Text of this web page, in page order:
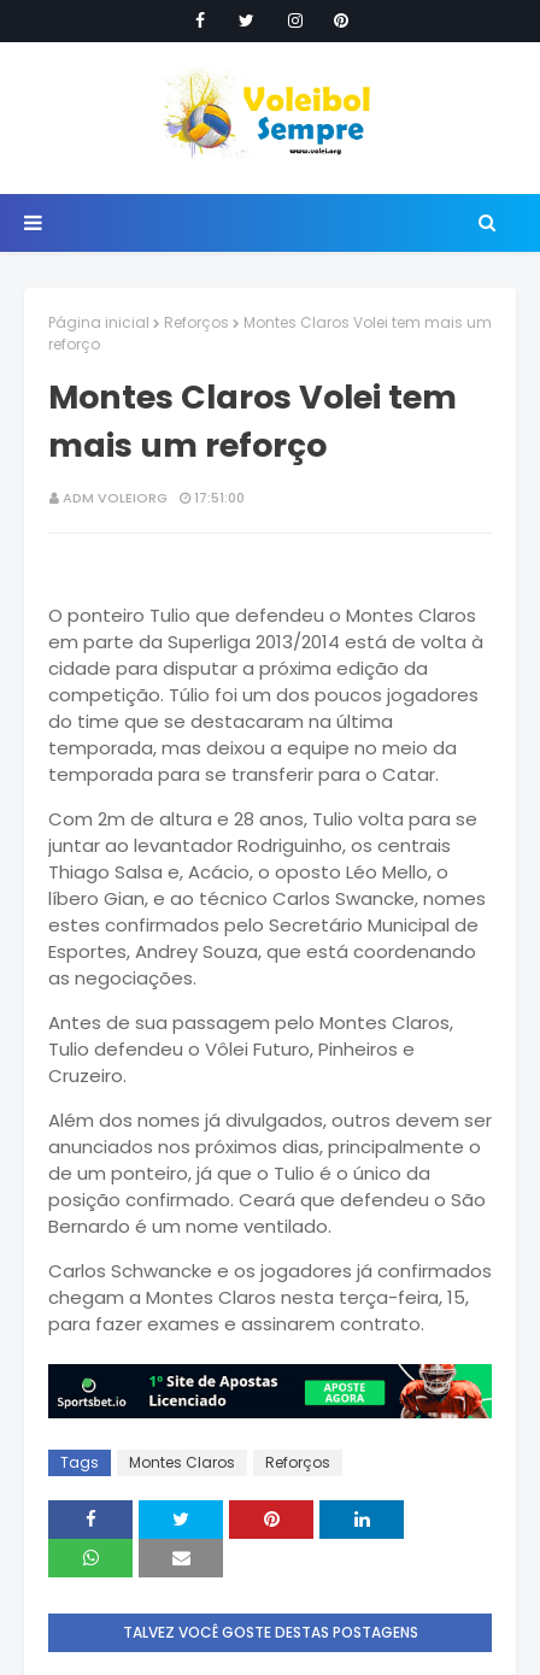
Página inicial Reforços
Montes Claros Volei tem mais um
reforço
Montes Claros Volei tem
mais um reforço
ADM VOLEIORG 17:51:00
O ponteiro Tulio que defendeu o Montes Claros
em parte da Superliga 2013/2014 está de volta à
cidade para disputar a próxima edição da
competição. Túlio foi um dos poucos jogadores
do time que se destacaram na última
temporada, mas deixou a equipe no meio da
temporada para se transferir para o Catar.
Com 2m de altura e 28 anos, Tulio volta para se
juntar ao levantador Rodriguinho, os centrais
Thiago Salsa e, Acácio, o oposto Léo Mello, o
líbero Gian, e ao técnico Carlos Swancke, nomes
estes confirmados pelo Secretário Municipal de
Esportes, Andrey Souza, que está coordenando
as negociações.
Antes de sua passagem pelo Montes Claros,
Tulio defendeu o Vôlei Futuro, Pinheiros e
Cruzeiro.
Além dos nomes já divulgados, outros devem ser
anunciados nos próximos dias, principalmente o
de um ponteiro, já que o Tulio é o único da
posição confirmado. Ceará que defendeu o São
Bernardo é um nome ventilado.
Carlos Schwancke e os jogadores já confirmados
chegam a Montes Claros nesta terça-feira, 15,
para fazer exames e assinarem contrato.
Tags Montes Claros Reforços
TALVEZ VOCÊ GOSTE DESTAS POSTAGENS